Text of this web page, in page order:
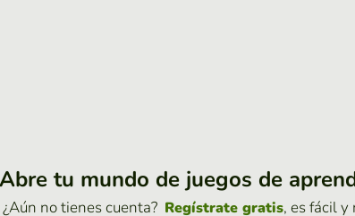
Abre tu mundo de juegos de
¿Aún no tienes cuenta? Regístrate gratis, es fácil y